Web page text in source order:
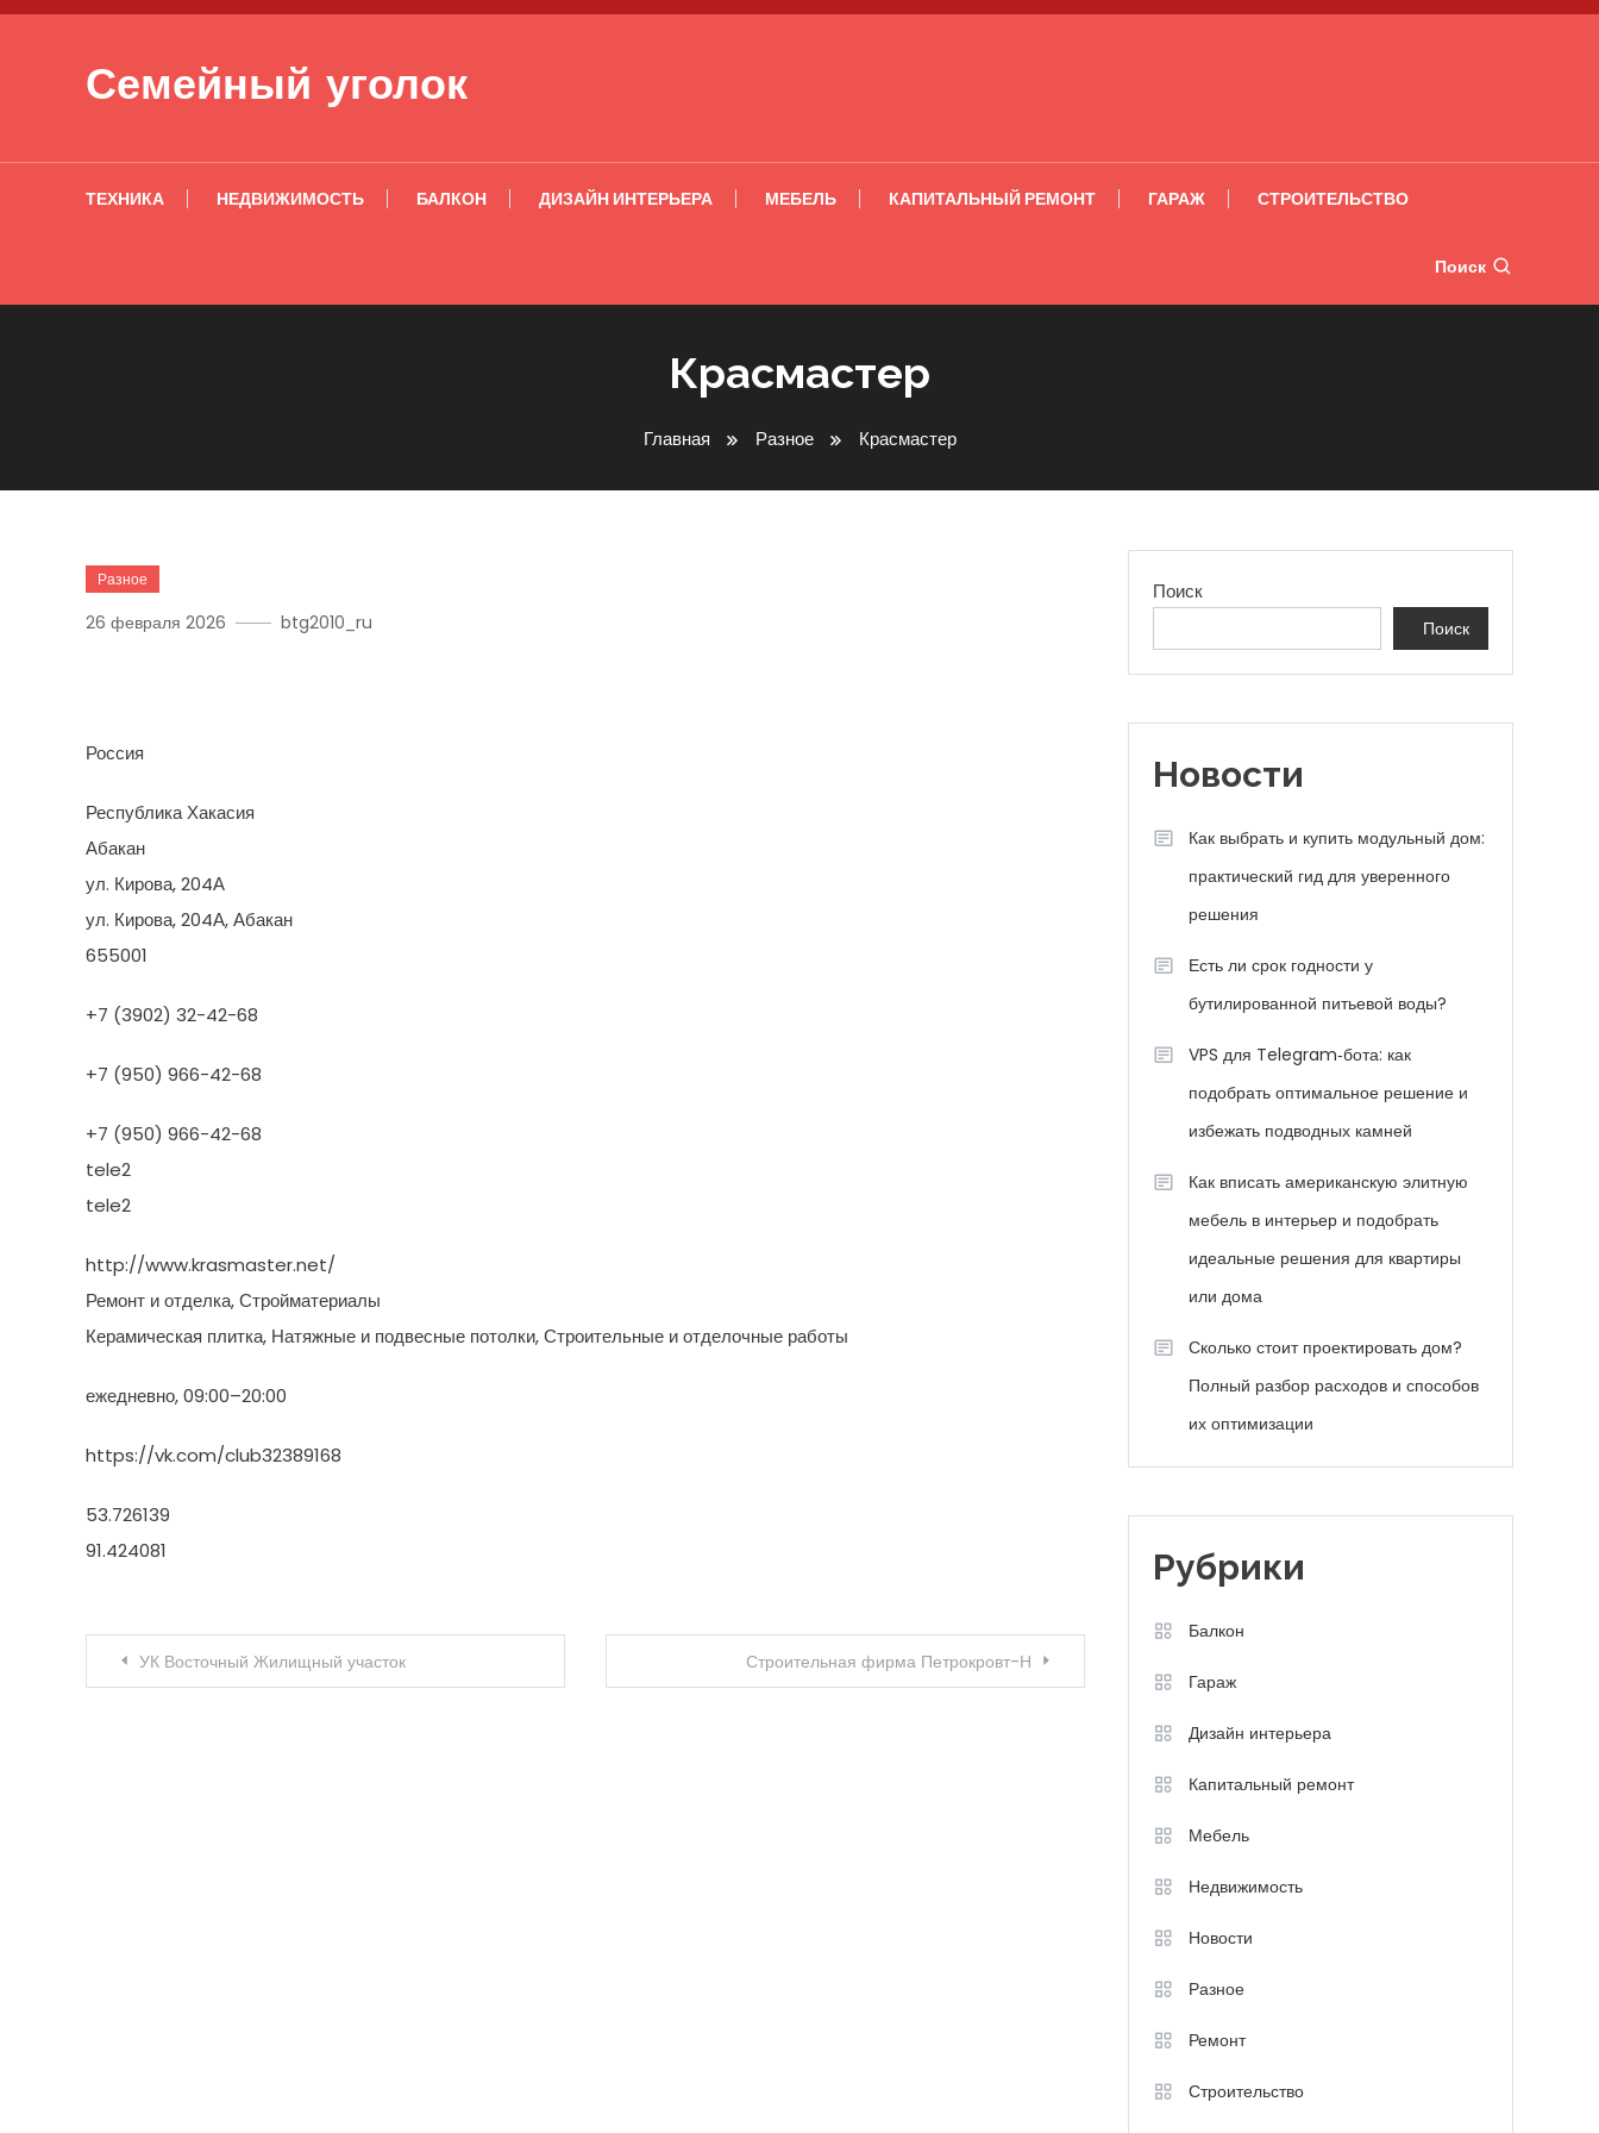
Перейти к содержимому
Семейный уголок
ТЕХНИКА НЕДВИЖИМОСТЬ БАЛКОН ДИЗАЙН ИНТЕРЬЕРА МЕБЕЛЬ КАПИТАЛЬНЫЙ РЕМОНТ ГАРАЖ СТРОИТЕЛЬСТВО
Поиск
Красмастер
Главная Разное Красмастер
Разное
26 февраля 2026 btg2010_ru
Россия
Республика Хакасия
Абакан
ул. Кирова, 204А
ул. Кирова, 204А, Абакан
655001
+7 (3902) 32-42-68
+7 (950) 966-42-68
+7 (950) 966-42-68
tele2
tele2
http://www.krasmaster.net/
Ремонт и отделка, Стройматериалы
Керамическая плитка, Натяжные и подвесные потолки, Строительные и отделочные работы
ежедневно, 09:00–20:00
https://vk.com/club32389168
53.726139
91.424081
Навигация по записям
УК Восточный Жилищный участок Строительная фирма Петрокровт-Н
Поиск
Поиск
Новости
Как выбрать и купить модульный дом:
практический гид для уверенного
решения
Есть ли срок годности у
бутилированной питьевой воды?
VPS для Telegram‑бота: как
подобрать оптимальное решение и
избежать подводных камней
Как вписать американскую элитную
мебель в интерьер и подобрать
идеальные решения для квартиры
или дома
Сколько стоит проектировать дом?
Полный разбор расходов и способов
их оптимизации
Рубрики
Балкон
Гараж
Дизайн интерьера
Капитальный ремонт
Мебель
Недвижимость
Новости
Разное
Ремонт
Строительство